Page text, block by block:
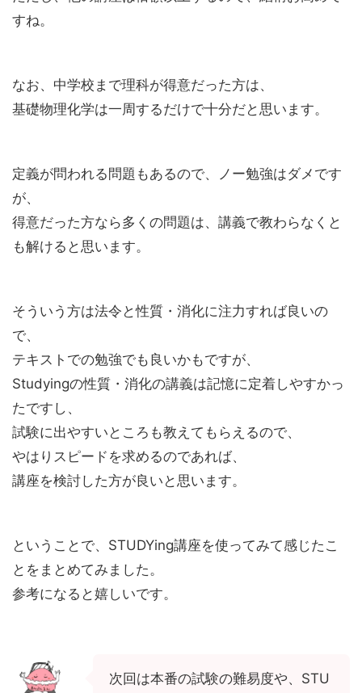
すね。
なお、中学校まで理科が得意だった方は、
基礎物理化学は一周するだけで十分だと思います。
定義が問われる問題もあるので、ノー勉強はダメです
が、
得意だった方なら多くの問題は、講義で教わらなくと
も解けると思います。
そういう方は法令と性質・消化に注力すれば良いの
で、
テキストでの勉強でも良いかもですが、
Studyingの性質・消化の講義は記憶に定着しやすかっ
たですし、
試験に出やすいところも教えてもらえるので、
やはりスピードを求めるのであれば、
講座を検討した方が良いと思います。
ということで、STUDYing講座を使ってみて感じたこ
とをまとめてみました。
参考になると嬉しいです。
次回は本番の試験の難易度や、STU